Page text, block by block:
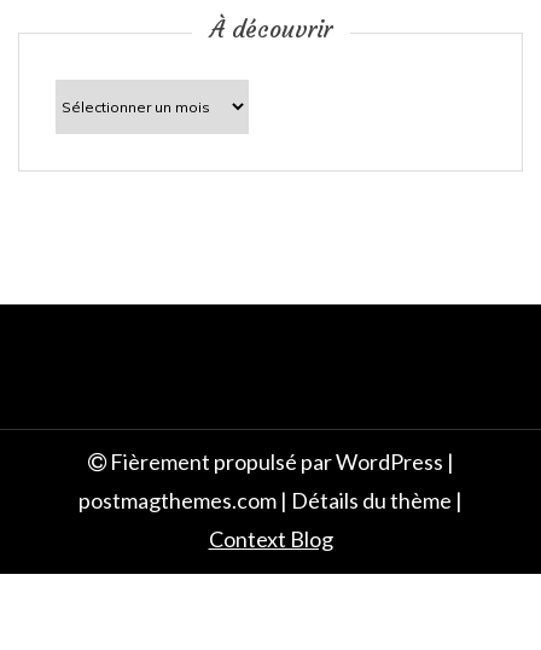
c
À découvrir
découvrir
Fièrement propulsé par WordPress |
postmagthemes.com | Détails du thème |
Context Blog